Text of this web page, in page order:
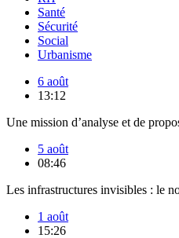
Santé
Sécurité
Social
Urbanisme
6 août
13:12
Une mission d’analyse et de
5 août
08:46
Les infrastructures invisibles : le
1 août
15:26